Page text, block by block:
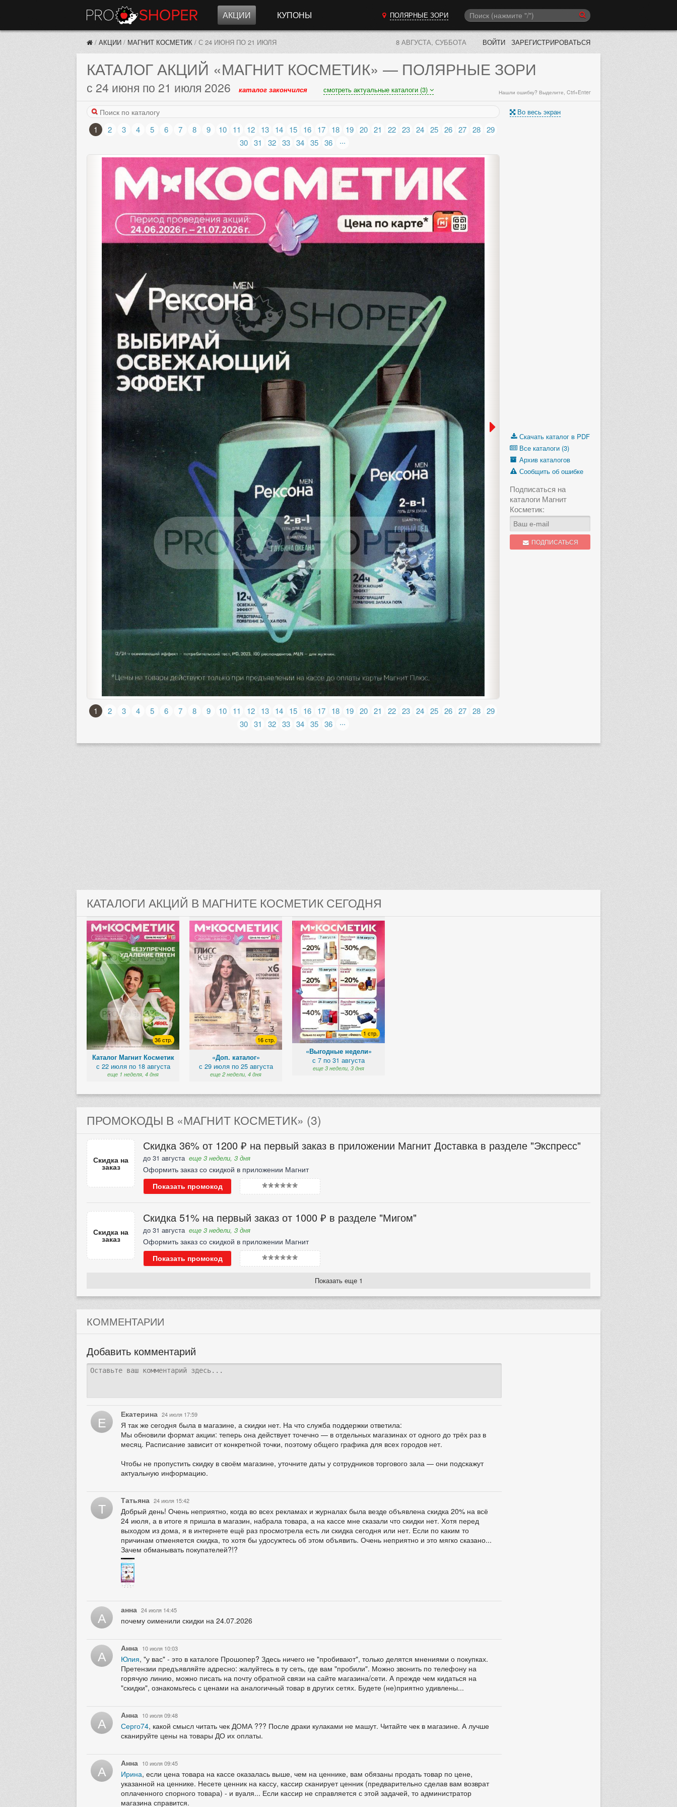
АКЦИИ КУПОНЫ ПОЛЯРНЫЕ ЗОРИ
/ АКЦИИ / МАГНИТ КОСМЕТИК / С 24 ИЮНЯ ПО 21 ИЮЛЯ 8 АВГУСТА, СУББОТА ВОЙТИ ЗАРЕГИСТРИРОВАТЬСЯ
КАТАЛОГ АКЦИЙ «МАГНИТ КОСМЕТИК» — ПОЛЯРНЫЕ ЗОРИ
с 24 июня по 21 июля 2026 каталог закончился смотреть актуальные каталоги (3) Нашли ошибку? Выделите, Ctrl+Enter
Во весь экран
1 2 3 4 5 6 7 8 9 10 11 12 13 14 15 16 17 18 19 20 21 22 23 24 25 26 27 28 29
30 31 32 33 34 35 36 ...
1 2 3 4 5 6 7 8 9 10 11 12 13 14 15 16 17 18 19 20 21 22 23 24 25 26 27 28 29
30 31 32 33 34 35 36 ...
Скачать каталог в PDF
Все каталоги (3)
Архив каталогов
Сообщить об ошибке
Подписаться на
каталоги Магнит
Косметик:
ПОДПИСАТЬСЯ
КАТАЛОГИ АКЦИЙ В МАГНИТЕ КОСМЕТИК СЕГОДНЯ
36 стр.
Каталог Магнит Косметик
с 22 июля по 18 августа
еще 1 неделя, 4 дня
16 стр.
«Доп. каталог»
с 29 июля по 25 августа
еще 2 недели, 4 дня
1 стр.
«Выгодные недели»
с 7 по 31 августа
еще 3 недели, 3 дня
ПРОМОКОДЫ В «МАГНИТ КОСМЕТИК» (3)
Скидка на
заказ
Скидка 36% от 1200 ₽ на первый заказ в приложении Магнит Доставка в разделе "Экспресс"
до 31 августа еще 3 недели, 3 дня
Оформить заказ со скидкой в приложении Магнит
Показать промокод ******
Скидка на
заказ
Скидка 51% на первый заказ от 1000 ₽ в разделе "Мигом"
до 31 августа еще 3 недели, 3 дня
Оформить заказ со скидкой в приложении Магнит
Показать промокод ******
Показать еще 1
КОММЕНТАРИИ
Добавить комментарий
Е Екатерина 24 июля 17:59
Я так же сегодня была в магазине, а скидки нет. На что служба поддержки ответила:
Мы обновили формат акции: теперь она действует точечно — в отдельных магазинах от одного до трёх раз в
месяц. Расписание зависит от конкретной точки, поэтому общего графика для всех городов нет.
Чтобы не пропустить скидку в своём магазине, уточните даты у сотрудников торгового зала — они подскажут
актуальную информацию.
Т Татьяна 24 июля 15:42
Добрый день! Очень неприятно, когда во всех рекламах и журналах была везде объявлена скидка 20% на всё
24 июля, а в итоге я пришла в магазин, набрала товара, а на кассе мне сказали что скидки нет. Хотя перед
выходом из дома, я в интернете ещё раз просмотрела есть ли скидка сегодня или нет. Если по каким то
причинам отменяется скидка, то хотя бы удосужтесь об этом объявить. Очень неприятно и это мягко сказано...
Зачем обманывать покупателей?!?
А анна 24 июля 14:45
почему оименили скидки на 24.07.2026
А Анна 10 июля 10:03
Юлия, "у вас" - это в каталоге Прошопер? Здесь ничего не "пробивают", только делятся мнениями о покупках.
Претензии предъявляйте адресно: жалуйтесь в ту сеть, где вам "пробили". Можно звонить по телефону на
горячую линию, можно писать на почту обратной связи на сайте магазина/сети. А прежде чем кидаться на
"скидки", ознакомьтесь с ценами на аналогичный товар в других сетях. Будете (не)приятно удивлены...
А Анна 10 июля 09:48
Серго74, какой смысл читать чек ДОМА ??? После драки кулаками не машут. Читайте чек в магазине. А лучше
сканируйте цены на товары ДО их оплаты.
А Анна 10 июля 09:45
Ирина, если цена товара на кассе оказалась выше, чем на ценнике, вам обязаны продать товар по цене,
указанной на ценнике. Несете ценник на кассу, кассир сканирует ценник (предварительно сделав вам возврат
оплаченного спорного товара) - и вуаля... Если кассир не справляется с этой задачей, то администратор
магазина справится.